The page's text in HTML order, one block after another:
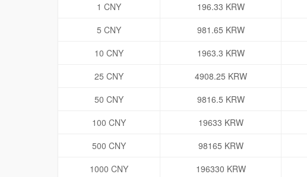
1 CNY
196.33 KRW
5 CNY
981.65 KRW
10 CNY
1963.3 KRW
25 CNY
4908.25 KRW
50 CNY
9816.5 KRW
100 CNY
19633 KRW
500 CNY
98165 KRW
1000 CNY
196330 KRW